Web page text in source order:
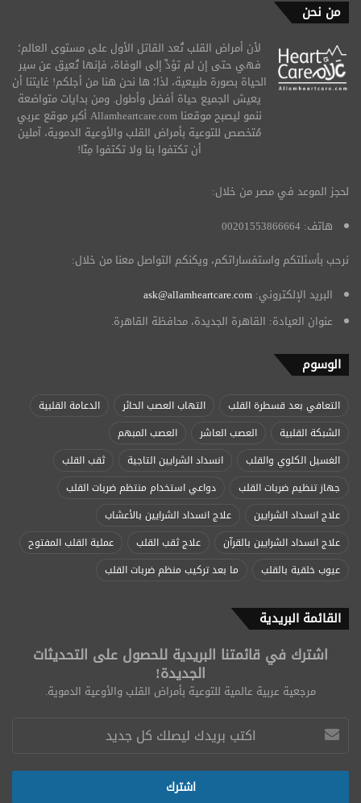
من نحن
لأن أمراض القلب تُعد القاتل الأول على مستوى العالم؛
فهي حتى إن لم تؤدِّ إلى الوفاة، فإنها تُعيق عن سير
الحياة بصورة طبيعية، لذا؛ ها نحن هنا من أجلكم! غايتنا أن
يعيش الجميع حياة أفضل وأطول. ومن بدايات متواضعة
ننمو ليصبح موقعنا Allamheartcare.com أكبر موقع عربي
مُتخصص للتوعية بأمراض القلب والأوعية الدموية، آملين
أن تكتفوا بنا ولا تكتفوا مِنّا!
لحجز الموعد في مصر من خلال:
هاتف: 00201553866664
نرحب بأسئلتكم واستفساراتكم، ويكنكم التواصل معنا من خلال:
البريد الإلكتروني: ask@allamheartcare.com
عنوان العيادة: القاهرة الجديدة، محافظة القاهرة.
الوسوم
التعافي بعد قسطرة القلب التهاب العصب الحائر
الدعامة القلبية
الشبكة القلبية
العصب العاشر
العصب المبهم
الغسيل الكلوي والقلب
انسداد الشرايين التاجية
ثقب القلب
جهاز تنظيم ضربات القلب
دواعي استخدام منتظم ضربات القلب
علاج انسداد الشرايين
علاج انسداد الشرايين بالأعشاب
علاج انسداد الشرايين بالقرآن
علاج ثقب القلب
عملية القلب المفتوح
عيوب خلقية بالقلب
ما بعد تركيب منظم ضربات القلب
القائمة البريدية
اشترك في قائمتنا البريدية للحصول على التحديثات
الجديدة!
مرجعية عربية عالمية للتوعية بأمراض القلب والأوعية الدموية.